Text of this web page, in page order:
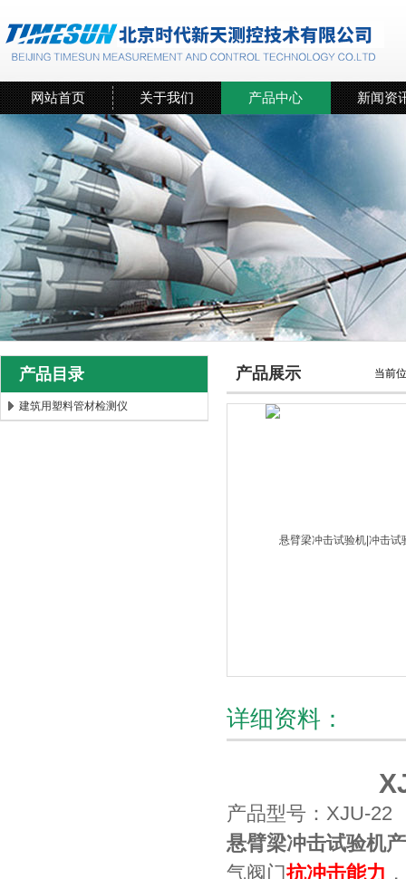
网站首页 关于我们 产品中心 新闻资
产品目录
建筑用塑料管材检测仪
产品展示 当前
详细资料：
XJU-22
产品型号：
悬臂梁冲击试验机
气阀门抗冲击能力